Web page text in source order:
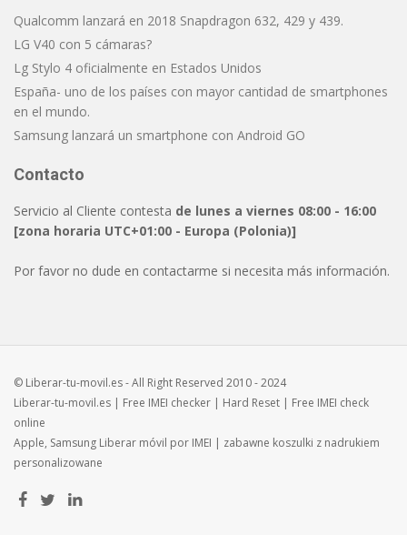
Qualcomm lanzará en 2018 Snapdragon 632, 429 y 439.
LG V40 con 5 cámaras?
Lg Stylo 4 oficialmente en Estados Unidos
España- uno de los países con mayor cantidad de smartphones
en el mundo.
Samsung lanzará un smartphone con Android GO
Contacto
Servicio al Cliente contesta de lunes a viernes 08:00 - 16:00
[zona horaria UTC+01:00 - Europa (Polonia)]
Por favor no dude en contactarme si necesita más información.
© Liberar-tu-movil.es - All Right Reserved 2010 - 2024
Liberar-tu-movil.es | Free IMEI checker | Hard Reset | Free IMEI check
online
Apple, Samsung Liberar móvil por IMEI | zabawne koszulki z nadrukiem
personalizowane